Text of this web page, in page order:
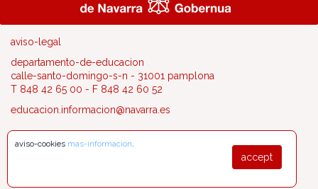
aviso-legal
departamento-de-educacion
calle-santo-domingo-s-n - 31001 pamplona
T 848 42 65 00 - F 848 42 60 52
educacion.informacion@navarra.es
accept
aviso-cookies mas-informacion.